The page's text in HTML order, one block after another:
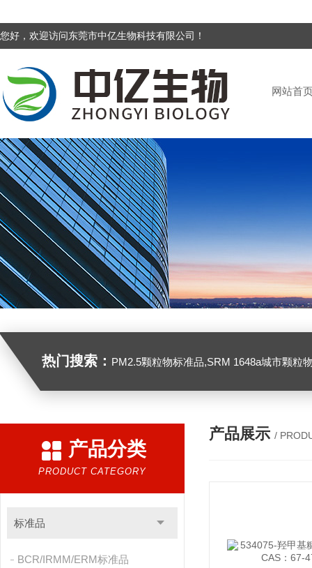
您好，欢迎访问东莞市中亿生物科技有限公司！
网站首
热门搜索： PM2.5颗粒物标准品,SRM 1648a城市颗粒物,SRM 1649B
产品分类
PRODUCT CATEGORY
标准品
BCR/IRMM/ERM标准品
产品展示 /